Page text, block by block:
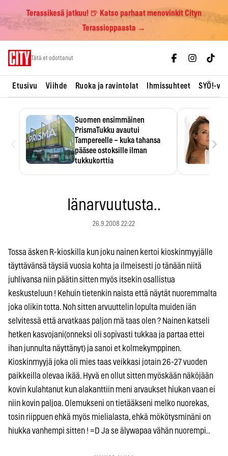
Terassikesä jatkuu! 🍺 Katso parhaat menovinkit Cityn
Terassioppaasta →
Tätä et odottanut
Etusivu Viihde Ruoka ja ravintolat Ihmissuhteet SYÖ!-
Suomen ensimmäinen
PrismaTukku avautui
Tampereelle – kuka tahansa
pääsee ostoksille ilman
tukkukorttia
›
Iänarvuutusta..
26.9.2008 22:22
Tossa äsken R-kioskilla kun joku nainen kertoi kioskinmyyjälle
täyttävänsä täysiä vuosia kohta ja ilmeisesti jo tänään niitä
juhlivansa niin päätin sitten myös itsekin osallistua
keskusteluun ! Kehuin tietenkin naista että näytät nuoremmalta
joka olikin totta. Noh sitten arvuuttelin lopulta muiden iän
selvitessä että arvatkaas paljon mä taas olen ? Nainen katseli
hetken kasvojani(onneksi oli sopivasti tukkaa ja partaa ettei
ihan junnulta näyttänyt) ja sanoi et kolmekymppinen.
Kioskinmyyjä joka oli mies taas veikkasi jotain 26-27 vuoden
paikkeilla olevaa ikää. Hyvä en ollut sitten myöskään näköjään
kovin kulahtanut kun alakanttiin meni arvaukset hiukan vaan ei
niin kovin paljoa. Olemukseni on tietääkseni melko nuorekas,
tosin riippuen ehkä myös mielialasta, ehkä mökötysminäni on
hiukka vanhempi sitten ! =D Ja se älywapaa vähän nuorempi..